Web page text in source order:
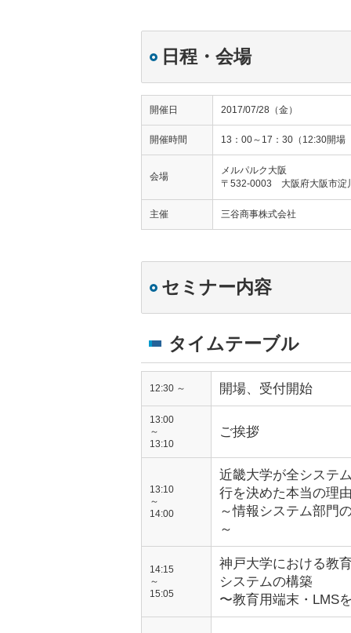
日程・会場
開催日 2017/07/28（金）
開催時間 13：00～17：30（12:30開
会場
メルパルク大阪
〒532-0003 大阪府大阪市淀
主催 三谷商事株式会社
セミナー内容
タイムテーブル
12:30 ～ 開場、受付開始
13:00
～
13:10
ご挨拶
13:10
～
14:00
近畿大学が全システ
行を決めた本当の理
～情報システム部門
～
14:15
～
15:05
神戸大学における教
システムの構築
〜教育用端末・LMS